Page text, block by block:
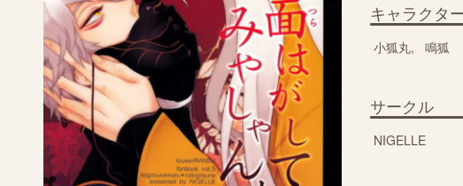
キャラクタ
小狐丸 鳴狐
サークル
NIGELLE